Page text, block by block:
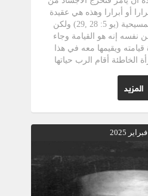
أو أبرارا وهذه هي عقيدة
جميع الديانات غير المسيحية (يو 5: 28 ,29) ولكن
نفسه إنه هو القيامة وجاء
ويقيمها معه في هذا
الخاطئة أقام الرب حياتها
وضعفاتها هذا ما نسميه
بطرس الجبان أمام الجارية ذو
وخرج فرحا لأنه حسب
الرب يسوع معه وبقية التلاميذ
والشك دخل عليهم يسوع
لهم سلام لكم فقاموا معه
الأولى فالقيامة في
المزيد